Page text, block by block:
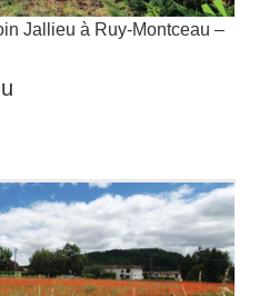
Jallieu à Ruy-Montceau –